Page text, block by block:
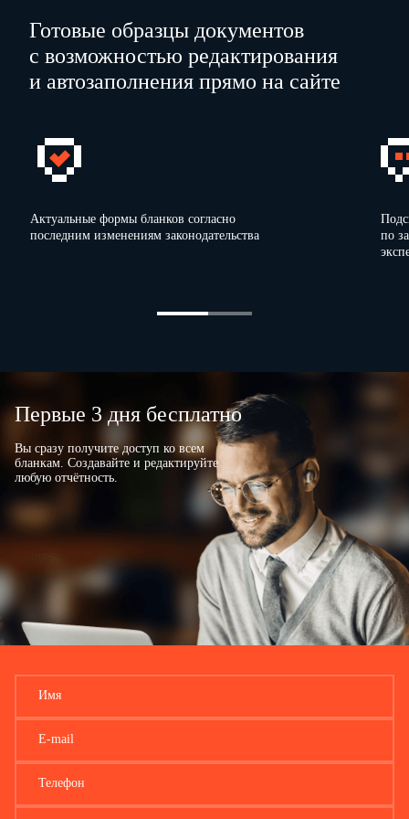
Готовые образцы документов
с возможностью редактирования
и автозаполнения прямо на сайте
Актуальные формы бланков согласно
последним изменениям законодательства
по
Первые 3 дня бесплатно
Вы сразу получите доступ ко всем
бланкам. Создавайте и редактируйте
любую отчётность.
Имя
E-mail
Телефон